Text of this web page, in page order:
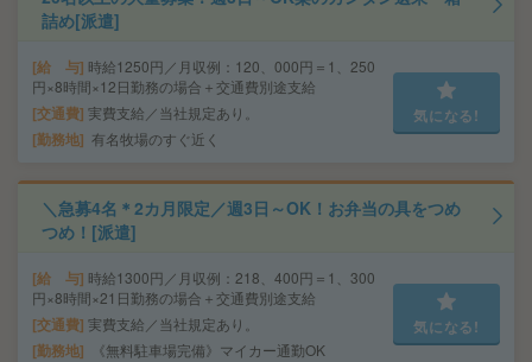
詰め[派遣]
給 与 時給1250円／月収例：120、000円＝1、250
円×8時間×12日勤務の場合＋交通費別途支給
交通費 実費支給／当社規定あり。
勤務地 有名牧場のすぐ近く
気になる!
＼急募4名＊2カ月限定／週3日～OK！お弁当の具をつめ
つめ！[派遣]
給 与 時給1300円／月収例：218、400円＝1、300
円×8時間×21日勤務の場合＋交通費別途支給
交通費 実費支給／当社規定あり。
勤務地 《無料駐車場完備》マイカー通勤OK
気になる!